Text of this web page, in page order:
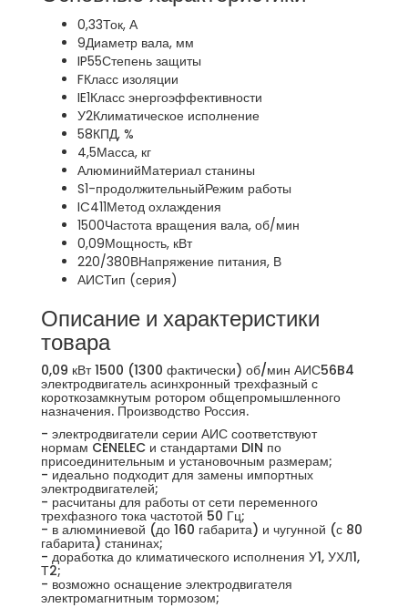
0,33Ток, А
9Диаметр вала, мм
IP55Степень защиты
FКласс изоляции
IE1Класс энергоэффективности
У2Климатическое исполнение
58КПД, %
4,5Масса, кг
АлюминийМатериал станины
S1-продолжительныйРежим работы
IC411Метод охлаждения
1500Частота вращения вала, об/мин
0,09Мощность, кВт
220/380ВНапряжение питания, В
АИСТип (серия)
Описание и характеристики
товара
0,09 кВт 1500 (1300 фактически) об/мин АИС56B4
электродвигатель асинхронный трехфазный с
короткозамкнутым ротором общепромышленного
назначения. Производство Россия.
- электродвигатели серии АИС соответствуют
нормам CENELEC и стандартами DIN по
присоединительным и установочным размерам;
- идеально подходит для замены импортных
электродвигателей;
- расчитаны для работы от сети переменного
трехфазного тока частотой 50 Гц;
- в алюминиевой (до 160 габарита) и чугунной (с 80
габарита) станинах;
- доработка до климатического исполнения У1, УХЛ1,
Т2;
- возможно оснащение электродвигателя
электромагнитным тормозом;